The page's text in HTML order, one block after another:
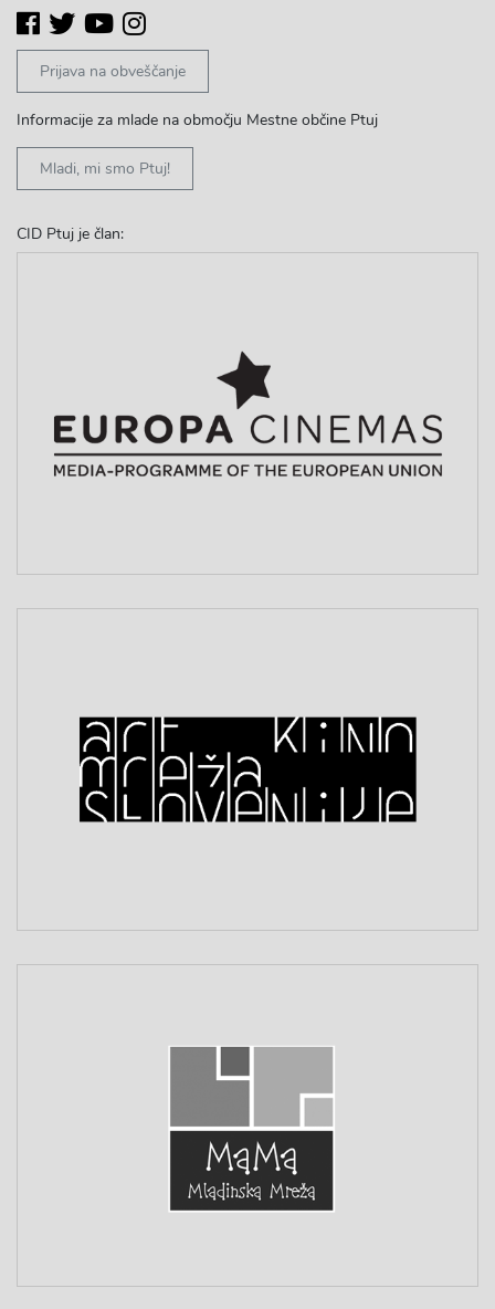
Prijava na obveščanje
Informacije za mlade na območju Mestne občine Ptuj
Mladi, mi smo Ptuj!
CID Ptuj je član: